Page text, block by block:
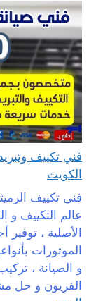
الكويت
فني تكييف
عالم التكييف و
الأصلية ،
الموتورات
و الصيانة ،
الفريون و حل